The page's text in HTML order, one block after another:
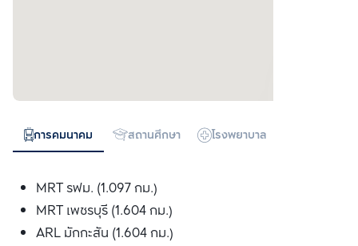
การคมนาคม สถานศึกษา โรงพยาบาล
MRT รฟม. (1.097 กม.)
MRT เพชรบุรี (1.604 กม.)
ARL มักกะสัน (1.604 กม.)